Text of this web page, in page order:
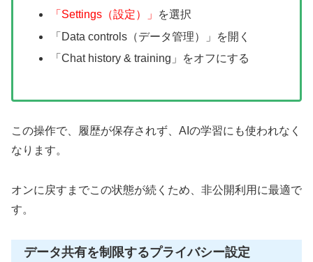
「Settings（設定）」
を選択
「Data controls（データ管理）」を開く
「Chat history & training」をオフにする
この操作で、履歴が保存されず、AIの学習にも使われなく
なります。
オンに戻すまでこの状態が続くため、非公開利用に最適で
す。
データ共有を制限するプライバシー設定